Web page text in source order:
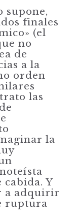
supone,
finales
(el
no
de
a la
orden
las
la
cabida. Y
a adquirir
ruptura